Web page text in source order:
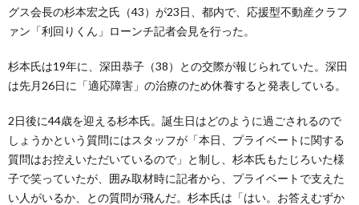
グス会長の杉本宏之氏（43）が23日、都内で、応援型不動産クラフ
ァン「利回りくん」ローンチ記者会見を行った。
杉本氏は19年に、深田恭子（38）との交際が報じられていた。深田
は先月26日に「適応障害」の治療のため休養すると発表している。
2日後に44歳を迎える杉本氏。誕生日はどのように過ごされるので
しょうかという質問にはスタッフが「本日、プライベートに関する
質問はお控えいただいているので」と制し、杉本氏もたじろいた様
子で笑っていたが、囲み取材時に記者から、プライベートで支えた
い人がいるか、との質問が飛んだ。杉本氏は「はい。お答えむずか